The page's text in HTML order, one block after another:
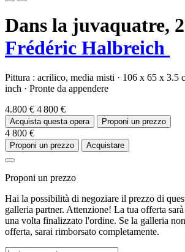
Dans la juvaquatre,
Frédéric Halbreich
Pittura : acrilico, media misti · 106 x 65 x 3.5
inch · Pronte da appendere
4.800 € 4 800 €
Acquista questa opera Proponi un prezzo
4 800 €
Proponi un prezzo Acquistare
Proponi un prezzo
Hai la possibilità di negoziare il prezzo di
galleria partner. Attenzione! La tua offerta
una volta finalizzato l'ordine. Se la galleria
offerta, sarai rimborsato completamente.